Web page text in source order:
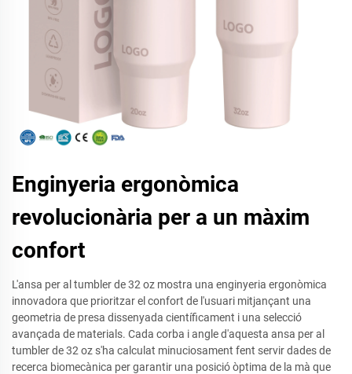
Enginyeria ergonòmica
revolucionària per a un màxim
confort
L'ansa per al tumbler de 32 oz mostra una enginyeria ergonòmica
innovadora que prioritzar el confort de l'usuari mitjançant una
geometria de presa dissenyada científicament i una selecció
avançada de materials. Cada corba i angle d'aquesta ansa per al
tumbler de 32 oz s'ha calculat minuciosament fent servir dades de
recerca biomecànica per garantir una posició òptima de la mà que